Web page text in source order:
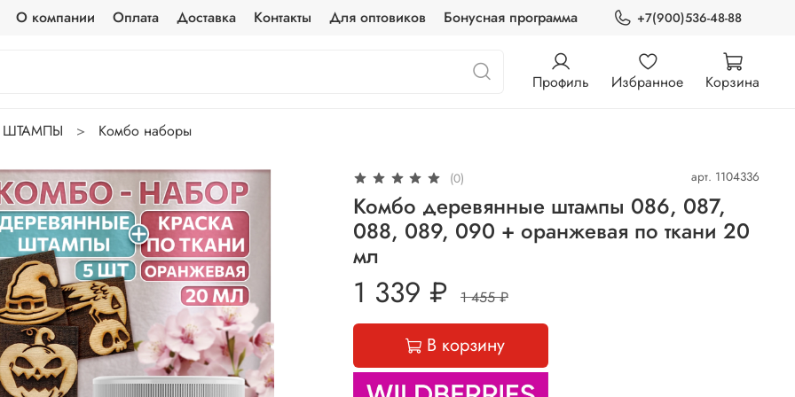
О компании Оплата Доставка Контакты Для оптовиков Бонусная программа +7(900)536-48-88
Профиль Избранное Корзина
ШТАМПЫ Комбо наборы
(0) арт. 1104336
Комбо деревянные штампы 086, 087,
088, 089, 090 + оранжевая по ткани 20
мл
1 339 ₽ 1 455 ₽
В корзину